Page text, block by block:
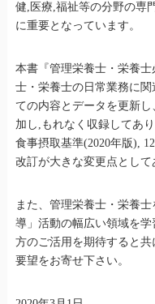
健,医療,福祉等の分野の専
に重要となっています。
本書『管理栄養士・栄養
士・栄養士の日常業務に
ての内容とデータを更新
加し,もれなく収録してあ
食事摂取基準(2020年版),
改訂が大きな変更点として
また、管理栄養士・栄養
導」活動の幅広い領域を
方のご活用を期待すると
要望をお寄せ下さい。